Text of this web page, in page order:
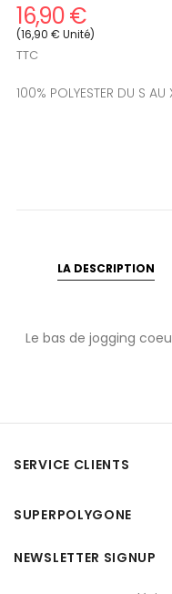
16,90 €
(16,90 € Unité)
TTC
100% POLYESTER DU S AU
LA DESCRIPTION
Le bas de jogging
SERVICE CLIENTS
SUPERPOLYGONE
NEWSLETTER SIGNUP